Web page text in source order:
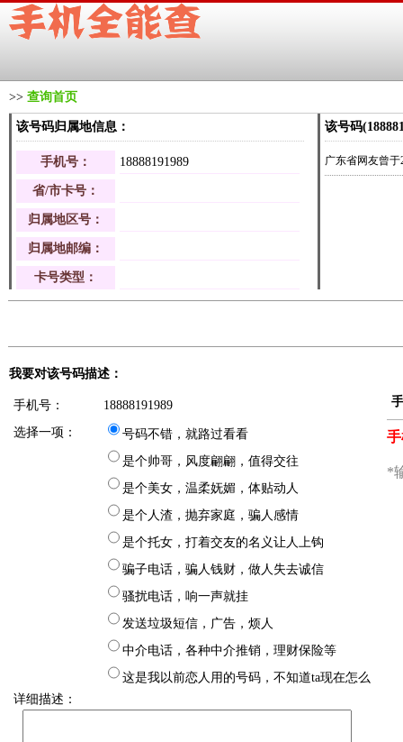
>> 查询首页
该号码归属地信息：
手机号： 18888191989
省/市卡号：
归属地区号：
归属地邮编：
卡号类型：
该号码
广东省网友曾于
我要对该号码描述：
手机号：
18888191989
选择一项：
号码不错，就路过看看
是个帅哥，风度翩翩，值得交往
是个美女，温柔妩媚，体贴动人
是个人渣，抛弃家庭，骗人感情
是个托女，打着交友的名义让人上钩
骗子电话，骗人钱财，做人失去诚信
骚扰电话，响一声就挂
发送垃圾短信，广告，烦人
中介电话，各种中介推销，理财保险等
这是我以前恋人用的号码，不知道ta现在怎么
详细描述：